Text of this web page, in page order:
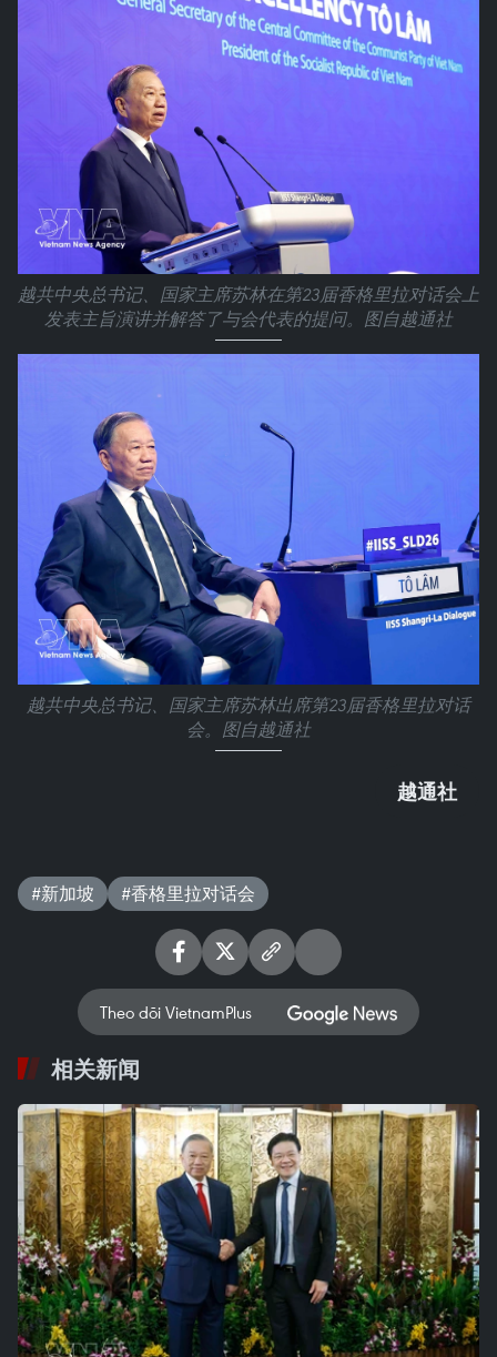
越共中央总书记、国家主席苏林在第23届香格里拉对话会上
发表主旨演讲并解答了与会代表的提问。图自越通社
越共中央总书记、国家主席苏林出席第23届香格里拉对话
会。图自越通社
越通社
#新加坡 #香格里拉对话会
Theo dõi VietnamPlus
相关新闻